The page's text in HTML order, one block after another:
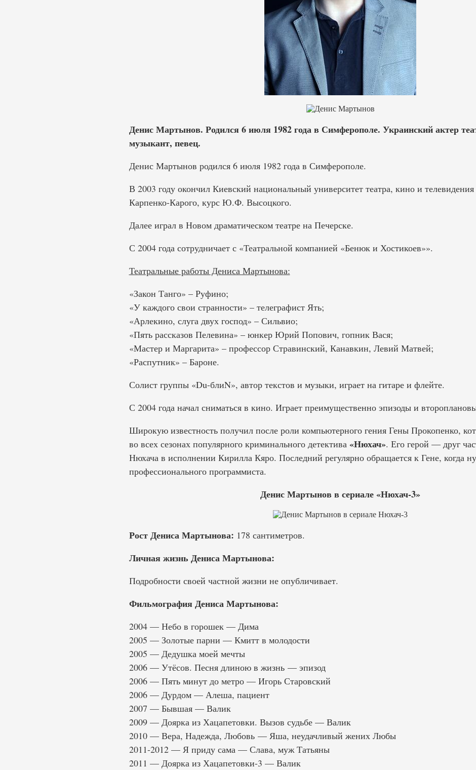
Денис Мартынов. Родился 6 июля 1982 года в Симферополе. Украинский актер
музыкант, певец.
Денис Мартынов родился 6 июля 1982 года в Симферополе.
В 2003 году окончил Киевский национальный университет театра, кино и
Карпенко-Карого, курс Ю.Ф. Высоцкого.
Далее играл в Новом драматическом театре на Печерске.
С 2004 года сотрудничает с «Театральной компанией «Бенюк и Хостикоев»».
Театральные работы Дениса Мартынова:
«Закон Танго» – Руфино;
«У каждого свои странности» – телеграфист Ять;
«Арлекино, слуга двух господ» – Сильвио;
«Пять рассказов Пелевина» – юнкер Юрий Попович, гопник Вася;
«Мастер и Маргарита» – профессор Стравинский, Канавкин, Левий Матвей;
«Распутник» – Бароне.
Солист группы «Du-блиN», автор текстов и музыки, играет на гитаре и флейте.
С 2004 года начал сниматься в кино. Играет преимущественно эпизоды и
Широкую известность получил после роли компьютерного гения Гены Прокопенко,
во всех сезонах популярного криминального детектива «Нюхач». Его герой — друг
Нюхача в исполнении Кирилла Кяро. Последний регулярно обращается к Гене, когда
профессионального программиста.
Денис Мартынов в сериале «Нюхач-3»
Рост Дениса Мартынова: 178 сантиметров.
Личная жизнь Дениса Мартынова:
Подробности своей частной жизни не опубличивает.
Фильмография Дениса Мартынова:
2004 — Небо в горошек — Дима
2005 — Золотые парни — Кмитт в молодости
2005 — Дедушка моей мечты
2006 — Утёсов. Песня длиною в жизнь — эпизод
2006 — Пять минут до метро — Игорь Старовский
2006 — Дурдом — Алеша, пациент
2007 — Бывшая — Валик
2009 — Доярка из Хацапетовки. Вызов судьбе — Валик
2010 — Вера, Надежда, Любовь — Яша, неудачливый жених Любы
2011-2012 — Я приду сама — Слава, муж Татьяны
2011 — Доярка из Хацапетовки-3 — Валик